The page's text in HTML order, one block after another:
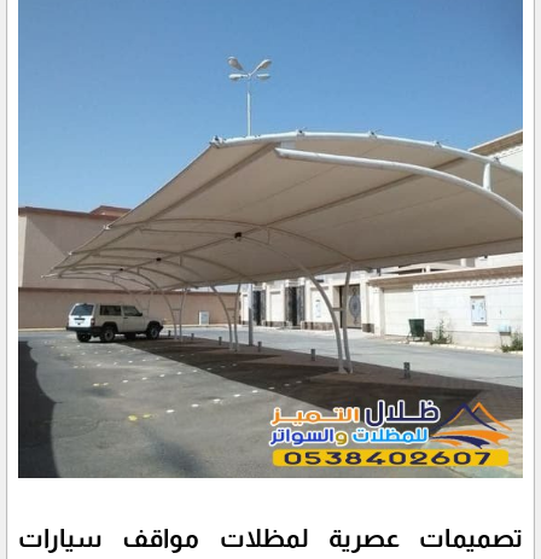
تصميمات عصرية لمظلات مواقف سيارات